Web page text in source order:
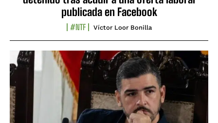
publicada en Facebook
#NTF Víctor Loor Bonilla